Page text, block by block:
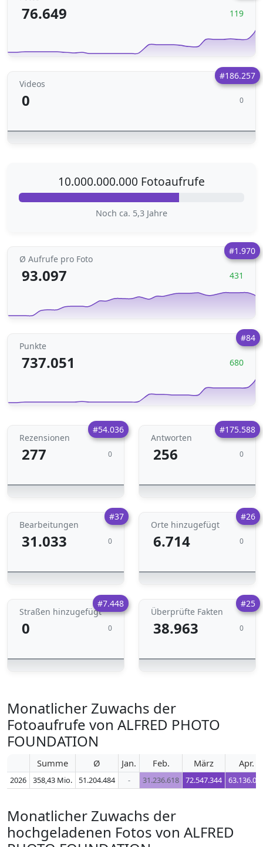
76.649 119
#186.257
Videos
0 0
10.000.000.000 Fotoaufrufe
Noch ca. 5,3 Jahre
#1.970
Ø Aufrufe pro Foto
93.097 431
#84
Punkte
737.051 680
#54.036
Rezensionen
277 0
#175.588
Antworten
256 0
#37
Bearbeitungen
31.033 0
#26
Orte hinzugefügt
6.714 0
#7.448
Straßen hinzugefügt
0 0
#25
Überprüfte Fakten
38.963 0
Monatlicher Zuwachs der
Fotoaufrufe von ALFRED PHOTO
FOUNDATION
Summe Ø Jan. Feb. März Apr.
2026 358,43 Mio. 51.204.484 - 31.236.618 72.547.344
Monatlicher Zuwachs der
hochgeladenen Fotos von ALFRED